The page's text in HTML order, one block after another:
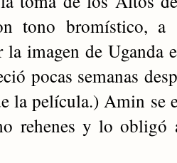
tono bromístico, a
la imagen de Uganda
pocas semanas
la película.) Amin se
rehenes y lo obligó